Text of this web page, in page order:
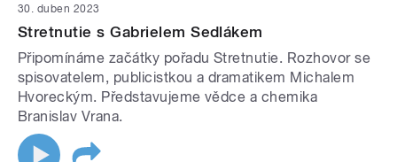
30. duben 2023
Stretnutie s Gabrielem Sedlákem
Připomínáme začátky pořadu Stretnutie. Rozhovor se
spisovatelem, publicistkou a dramatikem Michalem
Hvoreckým. Představujeme vědce a chemika
Branislav Vrana.